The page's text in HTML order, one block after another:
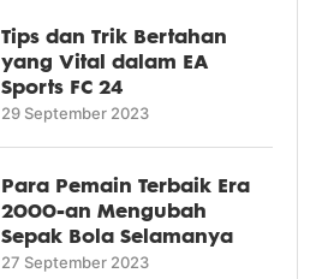
Tips dan Trik Bertahan
yang Vital dalam EA
Sports FC 24
29 September 2023
Para Pemain Terbaik Era
2000-an Mengubah
Sepak Bola Selamanya
27 September 2023